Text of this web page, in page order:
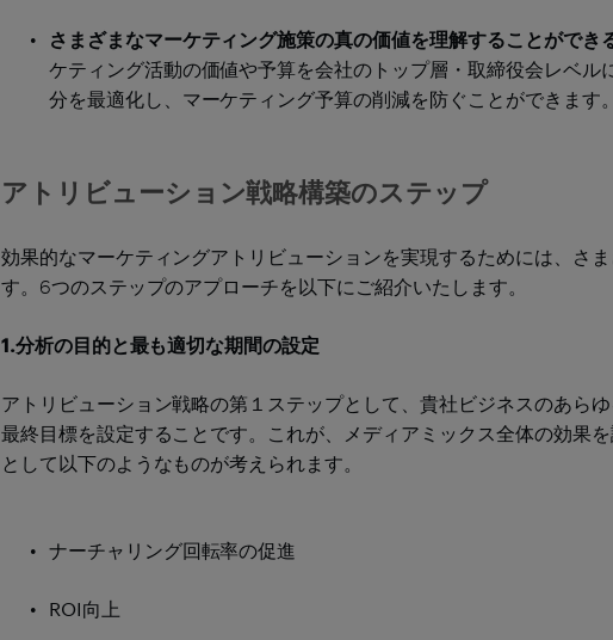
さまざまなマーケティング施策の真の価値を理解することができ
ケティング活動の価値や予算を会社のトップ層・取締役会レベル
分を最適化し、マーケティング予算の削減を防ぐことができます。
アトリビューション戦略構築のステップ
効果的なマーケティングアトリビューションを実現するためには、さ
す。6つのステップのアプローチを以下にご紹介いたします。
1.分析の目的と最も適切な期間の設定
アトリビューション戦略の第１ステップとして、貴社ビジネスのあら
最終目標を設定することです。これが、メディアミックス全体の効果
として以下のようなものが考えられます。
ナーチャリング回転率の促進
ROI向上